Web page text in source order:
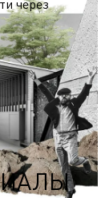
через
визуализации и